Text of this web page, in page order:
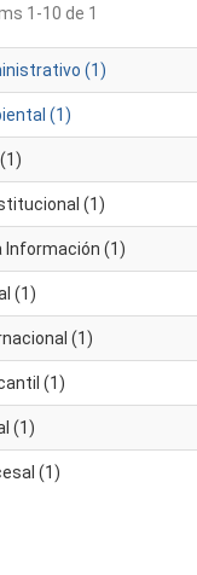
1-10 de 1
(1)
(1)
(1)
Información (1)
(1)
(1)
(1)
(1)
(1)